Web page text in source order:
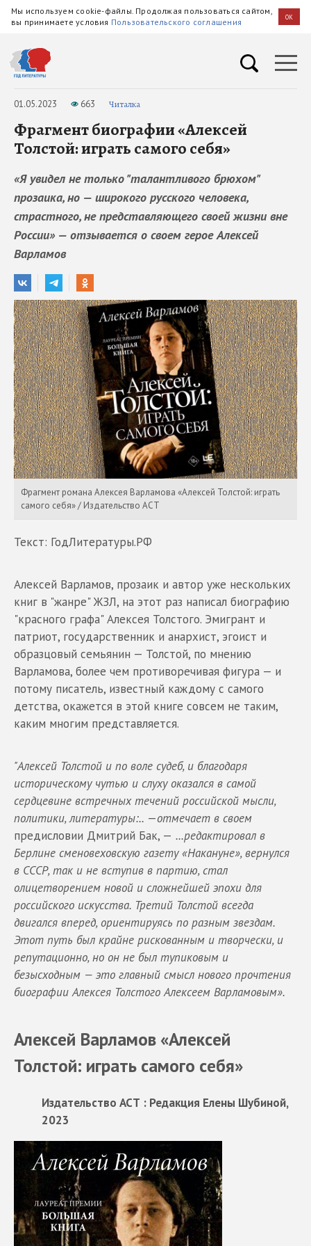
Мы используем cookie-файлы. Продолжая пользоваться сайтом,
вы принимаете условия Пользовательского соглашения OK
01.05.2023 663 Читалка
Фрагмент биографии «Алексей
Толстой: играть самого себя»
«Я увидел не только "талантливого брюхом"
прозаика, но — широкого русского человека,
страстного, не представляющего своей жизни вне
России» — отзывается о своем герое Алексей
Варламов
Фрагмент романа Алексея Варламова «Алексей Толстой: играть
самого себя» / Издательство АСТ
Текст: ГодЛитературы.РФ
Алексей Варламов, прозаик и автор уже нескольких
книг в "жанре" ЖЗЛ, на этот раз написал биографию
"красного графа" Алексея Толстого. Эмигрант и
патриот, государственник и анархист, эгоист и
образцовый семьянин — Толстой, по мнению
Варламова, более чем противоречивая фигура — и
потому писатель, известный каждому с самого
детства, окажется в этой книге совсем не таким,
каким многим представляется.
"Алексей Толстой и по воле судеб, и благодаря
историческому чутью и слуху оказался в самой
сердцевине встречных течений российской мысли,
политики, литературы:.. —отмечает в своем
предисловии Дмитрий Бак, — ...редактировал в
Берлине сменовеховскую газету «Накануне», вернулся
в СССР, так и не вступив в партию, стал
олицетворением новой и сложнейшей эпохи для
российского искусства. Третий Толстой всегда
двигался вперед, ориентируясь по разным звездам.
Этот путь был крайне рискованным и творчески, и
репутационно, но он не был тупиковым и
безысходным — это главный смысл нового прочтения
биографии Алексея Толстого Алексеем Варламовым».
Алексей Варламов «Алексей
Толстой: играть самого себя»
Издательство АСТ : Редакция Елены Шубиной,
2023